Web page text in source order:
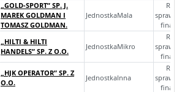
„GOLD-SPORT” SP. J.
MAREK GOLDMAN I
TOMASZ GOLDMAN.
JednostkaMala
„HILTI & HILTI
HANDELS” SP. Z O.O.
JednostkaMikro
„HJK OPERATOR” SP. Z
O.O.
JednostkaInna